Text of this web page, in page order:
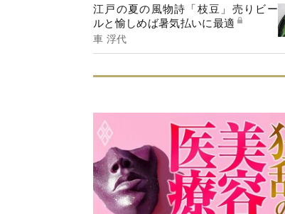
江戸の夏の風物詩「枝豆」売りビー
ルと愉しめば暑気払いに最適
車 浮代